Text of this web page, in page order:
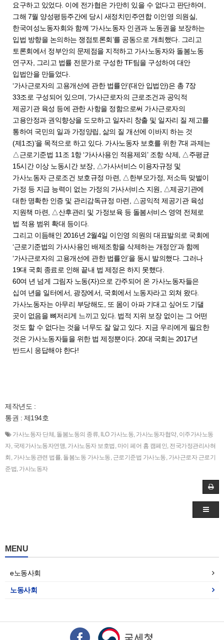
요구하고 있었다. 이에 전가협은 가만히 있을 수 없다고 판단하여,
그해 7월 양성평등주간에 당시 새정치민주연합 이인영 의원실,
한국여성노동자회와 함께 ‘가사노동자 인권과 노동권을 보장하는
입법 방향을 논의하는 쟁점토론회’를 공동으로 개최했다. 그리고
토론회에서 정부안의 문제점을 지적하고 가사노동자와 돌봄노동
연구자, 그리고 법률 전문가로 구성한 TF팀을 구성하여 대안
입법안을 만들었다.
‘가사근로자의 고용개선에 관한 법률안’(대안 입법안)은 총 7장
33조로 구성되어 있으며, ‘가사근로자의 근로조건과 공익적
제공기관 육성 등에 관한 사항을 정함으로써 가사근로자의
고용안정과 권익향상을 도모하고 일자리 창출 및 일자리 질 제고를
통하여 국민의 일과 가정양립, 삶의 질 개선에 이바지 하는 것
(제1조)’을 목적으로 하고 있다. 가사노동자 보호를 위한 7대 과제는
△근로기준법 11조 1항 ‘가사사용인 적용제외’ 조항 삭제, △주평균
15시간 이상 노동시간 보장, △가사서비스 이용자규정 및
가사노동자 근로조건 보호규정 마련, △한부모가정, 저소득 맞벌이
가정 등 지급 능력이 없는 가정의 가사서비스 지원, △제공기관에
대한 명확한 인증 및 관리감독규정 마련, △공익적 제공기관 육성
지원책 마련, △산후관리 및 가정보육 등 돌봄서비스 영역 전체로
법 적용 범위 확대 등이다.
그리고 이듬해인 2016년 2월4일 이인영 의원의 대표발의로 국회에
‘근로기준법의 가사사용인 배제조항을 삭제하는 개정안’과 함께
‘가사근로자의 고용개선에 관한 법률안’을 동시 발의했다. 그러나
19대 국회 종료로 인해 끝내 법 제정은 하지 못했다.
60여 년 넘게 그림자 노동(자)으로 간주되어 온 가사노동자들은
십여 년을 일터에서, 광장에서, 국회에서 노동자라고 외쳐 왔다.
가사노동자는 아무리 부당해도, 또 몸이 아파 기대고 싶어도 기댈
곳이 없음을 뼈저리게 느끼고 있다. 법적 지위 보장 없이는 그 어떤
것도 할 수 없다는 것을 너무도 잘 알고 있다. 지금 우리에게 필요한
것은 가사노동자들을 위한 법 제정뿐이다. 20대 국회는 2017년
반드시 응답해야 한다!
제작년도 :
통권 : 제194호
가사노동자 단체 , 돌봄노동의 종류, ILO 가사노동, 가사노동자협약, 이주가사노동
자, 국제가사노동자연맹, 가사노동자 보호법 , 마이 페어 홈 캠페인, 전국가정관리사혀
회 , 가사노동관련 법률, 돌봄노동 가사노동, 근로기준법 가사노동, 가사근로자 근로기
준법, 가사노동자
MENU
e노동사회
노동사회